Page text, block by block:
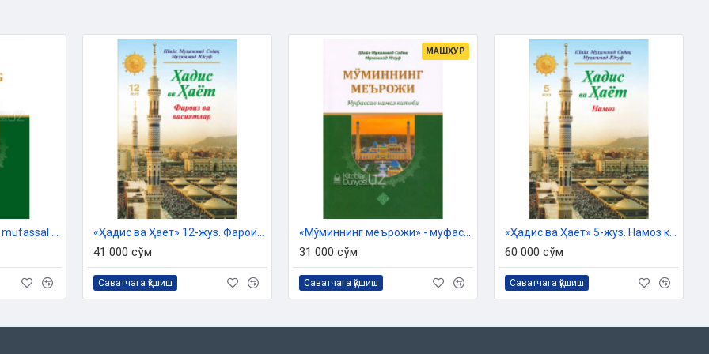
41 000 сўм
Саватчага қўшиш
МАШҲУР
31 000 сўм
Саватчага қўшиш
60 000 сўм
Саватчага қўшиш